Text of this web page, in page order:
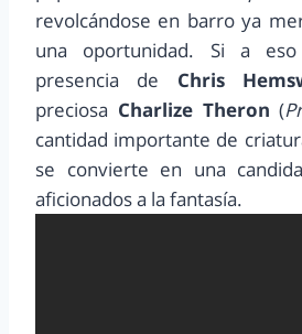
revolcándose en barro ya
una oportunidad. Si a
presencia de Chris
preciosa Charlize Theron (
cantidad importante de
se convierte en una
aficionados a la fantasía.